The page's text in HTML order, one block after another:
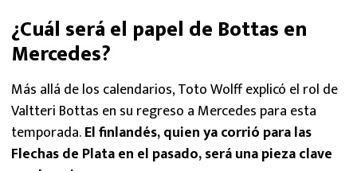
¿Cuál será el papel de Bottas en
Mercedes?
Más allá de los calendarios, Toto Wolff explicó el rol de
Valtteri Bottas en su regreso a Mercedes para esta
temporada.El finlandés, quien ya corrió para las
Flechas de Plata en el pasado, será una pieza clave